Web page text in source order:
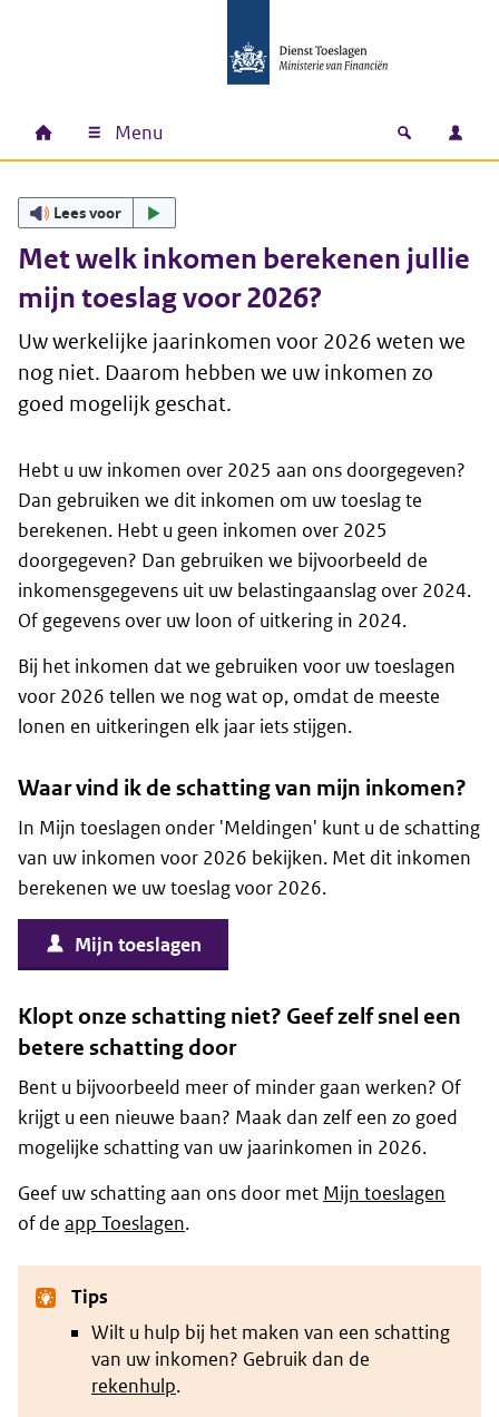
Hoofdnavigatie
Home Menu Open
Lees voor
Met welk inkomen berekenen jullie
mijn toeslag voor 2026?
Uw werkelijke jaarinkomen voor 2026 weten we
nog niet. Daarom hebben we uw inkomen zo
goed mogelijk geschat.
Hebt u uw inkomen over 2025 aan ons doorgegeven?
Dan gebruiken we dit inkomen om uw toeslag te
berekenen. Hebt u geen inkomen over 2025
doorgegeven? Dan gebruiken we bijvoorbeeld de
inkomensgegevens uit uw belastingaanslag over 2024.
Of gegevens over uw loon of uitkering in 2024.
Bij het inkomen dat we gebruiken voor uw toeslagen
voor 2026 tellen we nog wat op, omdat de meeste
lonen en uitkeringen elk jaar iets stijgen.
Waar vind ik de schatting van mijn inkomen?
In Mijn toeslagen onder 'Meldingen' kunt u de schatting
van uw inkomen voor 2026 bekijken. Met dit inkomen
berekenen we uw toeslag voor 2026.
Mijn toeslagen
Klopt onze schatting niet? Geef zelf snel een
betere schatting door
Bent u bijvoorbeeld meer of minder gaan werken? Of
krijgt u een nieuwe baan? Maak dan zelf een zo goed
mogelijke schatting van uw jaarinkomen in 2026.
Geef uw schatting aan ons door met Mijn toeslagen
of de app Toeslagen.
Tips
Wilt u hulp bij het maken van een schatting
van uw inkomen? Gebruik dan de
rekenhulp.